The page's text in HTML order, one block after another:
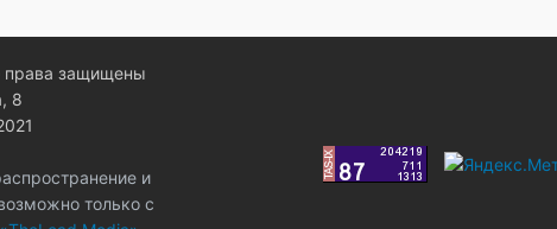
права защищены
8
и
только с